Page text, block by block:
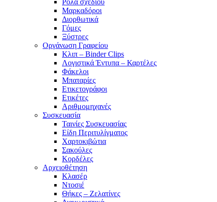
Μαρκαδόροι
Διορθωτικά
Γόμες
Ξύστρες
Οργάνωση Γραφείου
Κλιπ – Binder Clips
Λογιστικά Έντυπα – Καρτέλες
Φάκελοι
Μπαταρίες
Ετικετογράφοι
Ετικέτες
Αριθμομηχανές
Συσκευασία
Ταινίες Συσκευασίας
Είδη Περιτυλίγματος
Χαρτοκιβώτια
Σακούλες
Κορδέλες
Αρχειοθέτηση
Κλασέρ
Ντοσιέ
Θήκες – Ζελατίνες